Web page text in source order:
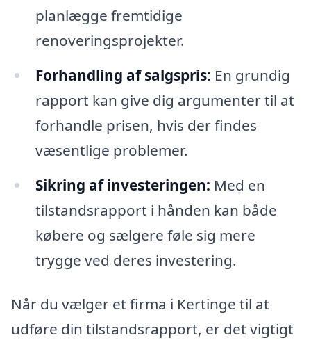
planlægge fremtidige
renoveringsprojekter.
Forhandling af salgspris: En grundig
rapport kan give dig argumenter til at
forhandle prisen, hvis der findes
væsentlige problemer.
Sikring af investeringen: Med en
tilstandsrapport i hånden kan både
købere og sælgere føle sig mere
trygge ved deres investering.
Når du vælger et firma i Kertinge til at
udføre din tilstandsrapport, er det vigtigt